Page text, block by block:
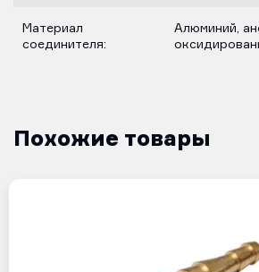
Материал
соединителя:
Алюминий,
Похожие товары